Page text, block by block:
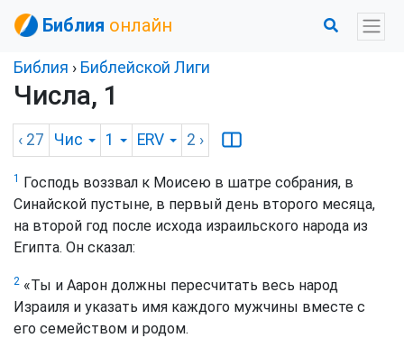
Библия онлайн
Библия › Библейской Лиги
Числа, 1
‹ 27 Чис 1 ERV 2 ›
1
Господь воззвал к Моисею в шатре собрания, в
Синайской пустыне, в первый день второго месяца,
на второй год после исхода израильского народа из
Египта. Он сказал:
2 «Ты и Аарон должны пересчитать весь народ
Израиля и указать имя каждого мужчины вместе с
его семейством и родом.